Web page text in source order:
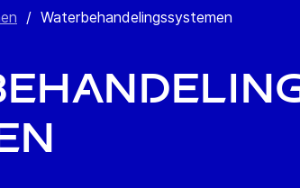
/ Waterbehandelingssystemen